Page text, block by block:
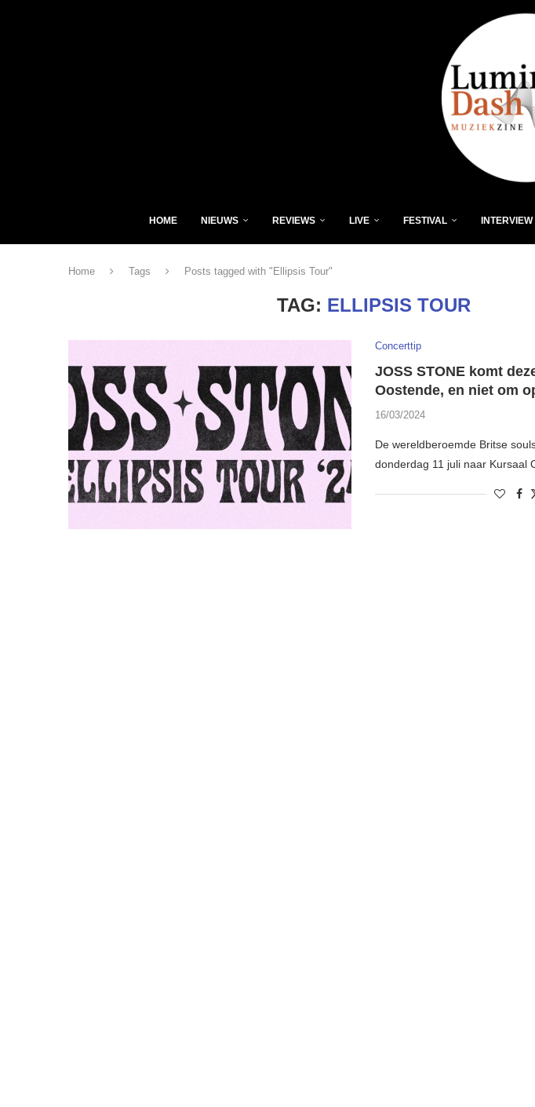
HOME NIEUWS REVIEWS LIVE FESTIVAL INTERVIEW
Home Tags Posts tagged with "Ellipsis Tour"
TAG: ELLIPSIS TOUR
Concerttip
JOSS STONE komt
Oostende, en niet om
16/03/2024
De wereldberoemde Britse
donderdag 11 juli naar Kursaal